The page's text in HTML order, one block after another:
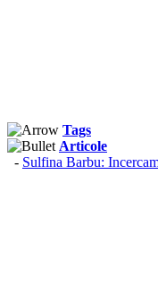
Tags
Articole
- Sulfina Barbu: